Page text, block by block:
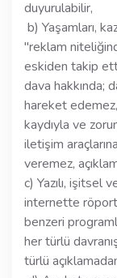
duyurulabilir,
b) Yaşamları,
"reklam
eskiden takip
dava hakkında;
hareket
kaydıyla ve
iletişim
veremez,
c) Yazılı, işitsel
internette
benzeri
her türlü
türlü